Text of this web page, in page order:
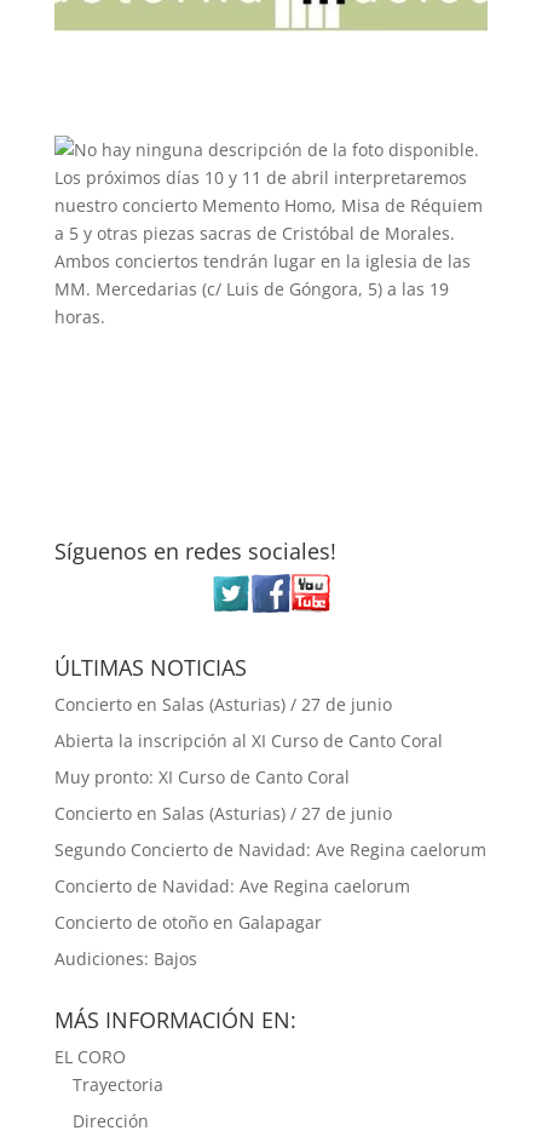
Los próximos días 10 y 11 de abril interpretaremos
nuestro concierto Memento Homo, Misa de Réquiem
a 5 y otras piezas sacras de Cristóbal de Morales.
Ambos conciertos tendrán lugar en la iglesia de las
MM. Mercedarias (c/ Luis de Góngora, 5) a las 19
horas.
Síguenos en redes sociales!
ÚLTIMAS NOTICIAS
Concierto en Salas (Asturias) / 27 de junio
Abierta la inscripción al XI Curso de Canto Coral
Muy pronto: XI Curso de Canto Coral
Concierto en Salas (Asturias) / 27 de junio
Segundo Concierto de Navidad: Ave Regina caelorum
Concierto de Navidad: Ave Regina caelorum
Concierto de otoño en Galapagar
Audiciones: Bajos
MÁS INFORMACIÓN EN:
EL CORO
Trayectoria
Dirección